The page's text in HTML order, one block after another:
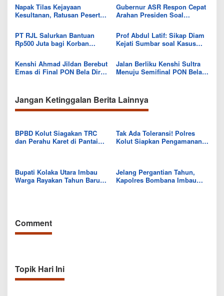
Napak Tilas Kejayaan
Kesultanan, Ratusan Peserta
Gubernur ASR Respon Cepat
Arahan Presiden Soal
PT RJL Salurkan Bantuan
Rp500 Juta bagi Korban
Prof Abdul Latif: Sikap Diam
Kejati Sumbar soal Kasus
Kenshi Ahmad Jildan Berebut
Emas di Final PON Bela Diri
Jalan Berliku Kenshi Sultra
Menuju Semifinal PON Bela
Jangan Ketinggalan Berita Lainnya
BPBD Kolut Siagakan TRC
dan Perahu Karet di Pantai
Tak Ada Toleransi! Polres
Kolut Siapkan Pengamanan
Bupati Kolaka Utara Imbau
Warga Rayakan Tahun Baru
Jelang Pergantian Tahun,
Kapolres Bombana Imbau
Comment
Topik Hari Ini